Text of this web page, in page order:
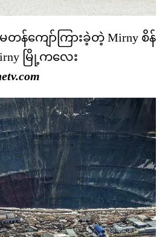
န်ကျော်ကြားခဲ့တဲ့ Mirny စိန်
မြို့ကလေး